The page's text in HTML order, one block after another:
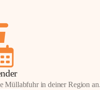
Müllabfuhr in deiner Region